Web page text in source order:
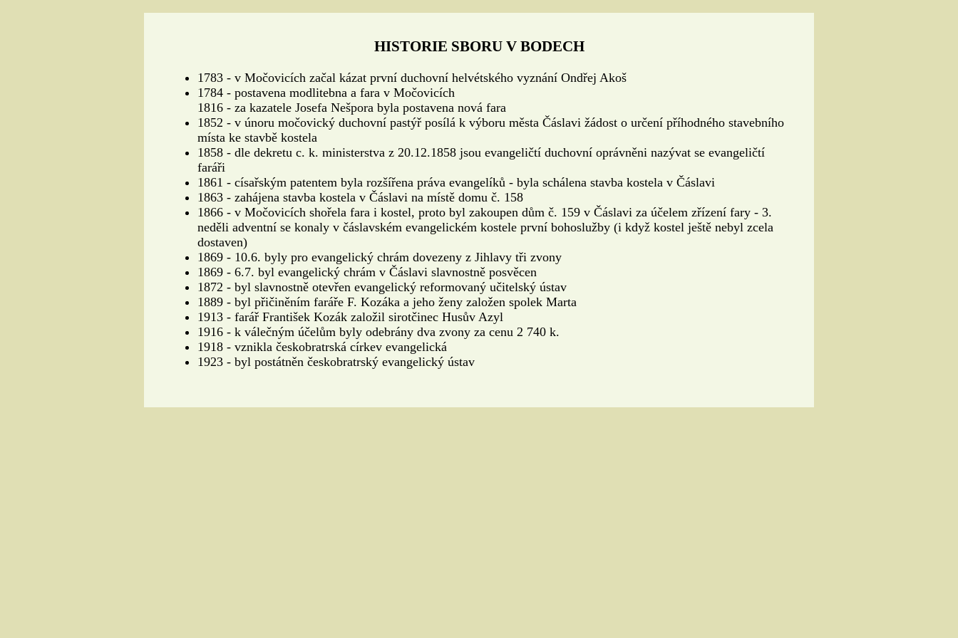
HISTORIE SBORU V BODECH
1783 - v Močovicích začal kázat první duchovní helvétského vyznání Ondřej Akoš
1784 - postavena modlitebna a fara v Močovicích
1816 - za kazatele Josefa Nešpora byla postavena nová fara
1852 - v únoru močovický duchovní pastýř posílá k výboru města Čáslavi žádost o určení příhodného stavebního
místa ke stavbě kostela
1858 - dle dekretu c. k. ministerstva z 20.12.1858 jsou evangeličtí duchovní oprávněni nazývat se evangeličtí
faráři
1861 - císařským patentem byla rozšířena práva evangelíků - byla schálena stavba kostela v Čáslavi
1863 - zahájena stavba kostela v Čáslavi na místě domu č. 158
1866 - v Močovicích shořela fara i kostel, proto byl zakoupen dům č. 159 v Čáslavi za účelem zřízení fary - 3.
neděli adventní se konaly v čáslavském evangelickém kostele první bohoslužby (i když kostel ještě nebyl zcela
dostaven)
1869 - 10.6. byly pro evangelický chrám dovezeny z Jihlavy tři zvony
1869 - 6.7. byl evangelický chrám v Čáslavi slavnostně posvěcen
1872 - byl slavnostně otevřen evangelický reformovaný učitelský ústav
1889 - byl přičiněním faráře F. Kozáka a jeho ženy založen spolek Marta
1913 - farář František Kozák založil sirotčinec Husův Azyl
1916 - k válečným účelům byly odebrány dva zvony za cenu 2 740 k.
1918 - vznikla českobratrská církev evangelická
1923 - byl postátněn českobratrský evangelický ústav